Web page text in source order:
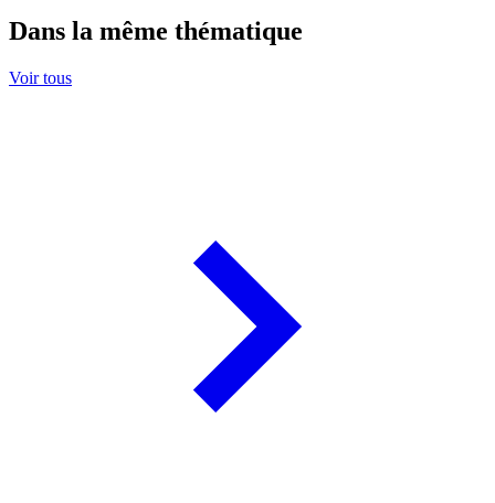
Dans la même thématique
Voir tous